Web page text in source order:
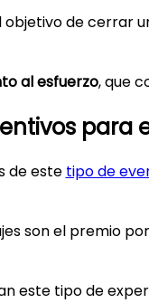
de
al esfuerzo, que
para
de este tipo de
son el premio
este tipo de